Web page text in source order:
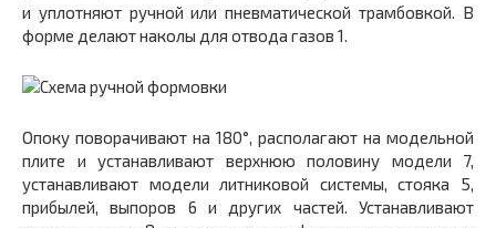
и уплотняют ручной или пневматической трамбовкой. В
форме делают наколы для отвода газов 1.
Опоку поворачивают на 180°, располагают на модельной
плите и устанавливают верхнюю половину модели 7,
устанавливают модели литниковой системы, стояка 5,
прибылей, выпоров 6 и других частей. Устанавливают